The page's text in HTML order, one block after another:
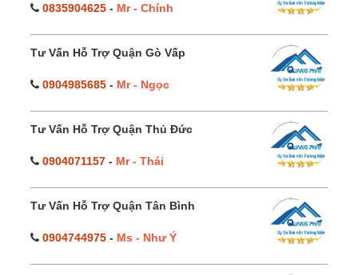
0835904625 - Mr - Chính
Tư Vấn Hỗ Trợ Quận Gò Vấp
0904985685 - Mr - Ngọc
Tư Vấn Hỗ Trợ Quận Thủ Đức
0904071157 - Mr - Thái
Tư Vấn Hỗ Trợ Quận Tân Bình
0904744975 - Ms - Như Ý